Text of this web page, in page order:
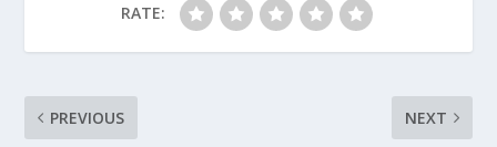
RATE:
PREVIOUS NEXT